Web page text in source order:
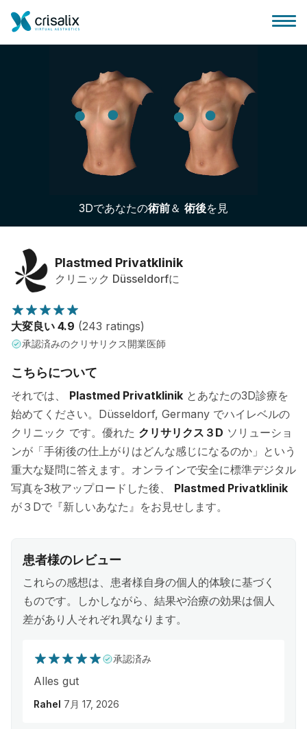
外科医ホーム
3Dビジネスプラットフォーム
サブスクリプションプラン
患者様のレビュー
3Dであなたの術前＆ 術後を見
Plastmed Privatklinik
クリニック Düsseldorfに
大変良い 4.9 (243 ratings)
承認済みのクリサリクス開業医師
こちらについて
それでは、 Plastmed Privatklinik とあなたの3D診療を
始めてください。Düsseldorf, Germany でハイレベルの
クリニック です。優れた クリサリクス３D ソリューショ
ンが「手術後の仕上がりはどんな感じになるのか」という
重大な疑問に答えます。オンラインで安全に標準デジタル
写真を3枚アップロードした後、 Plastmed Privatklinik
が３Dで『新しいあなた』をお見せします。
患者様のレビュー
これらの感想は、患者様自身の個人的体験に基づく
ものです。しかしながら、結果や治療の効果は個人
差があり人それぞれ異なります。
承認済み
Alles gut
Rahel 7月 17, 2026